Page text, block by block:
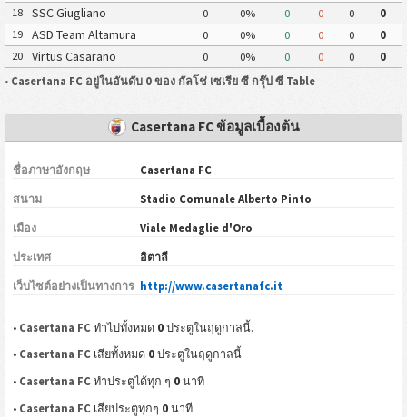
18
SSC Giugliano 0 0% 0 0 0
0
19
ASD Team Altamura 0 0% 0 0 0
0
20
Virtus Casarano 0 0% 0 0 0
0
• Casertana FC อยู่ในอันดับ 0 ของ กัลโช่ เซเรีย ซี กรุ๊ป ซี Table
Casertana FC ข้อมูลเบื้องต้น
ชื่อภาษาอังกฤษ Casertana FC
สนาม Stadio Comunale Alberto Pinto
เมือง Viale Medaglie d'Oro
ประเทศ อิตาลี
เว็บไซต์อย่างเป็นทางการ http://www.casertanafc.it
• Casertana FC ทำไปทั้งหมด 0 ประตูในฤดูกาลนี้.
• Casertana FC เสียทั้งหมด 0 ประตูในฤดูกาลนี้
• Casertana FC ทำประตูได้ทุก ๆ 0 นาที
• Casertana FC เสียประตูทุกๆ 0 นาที